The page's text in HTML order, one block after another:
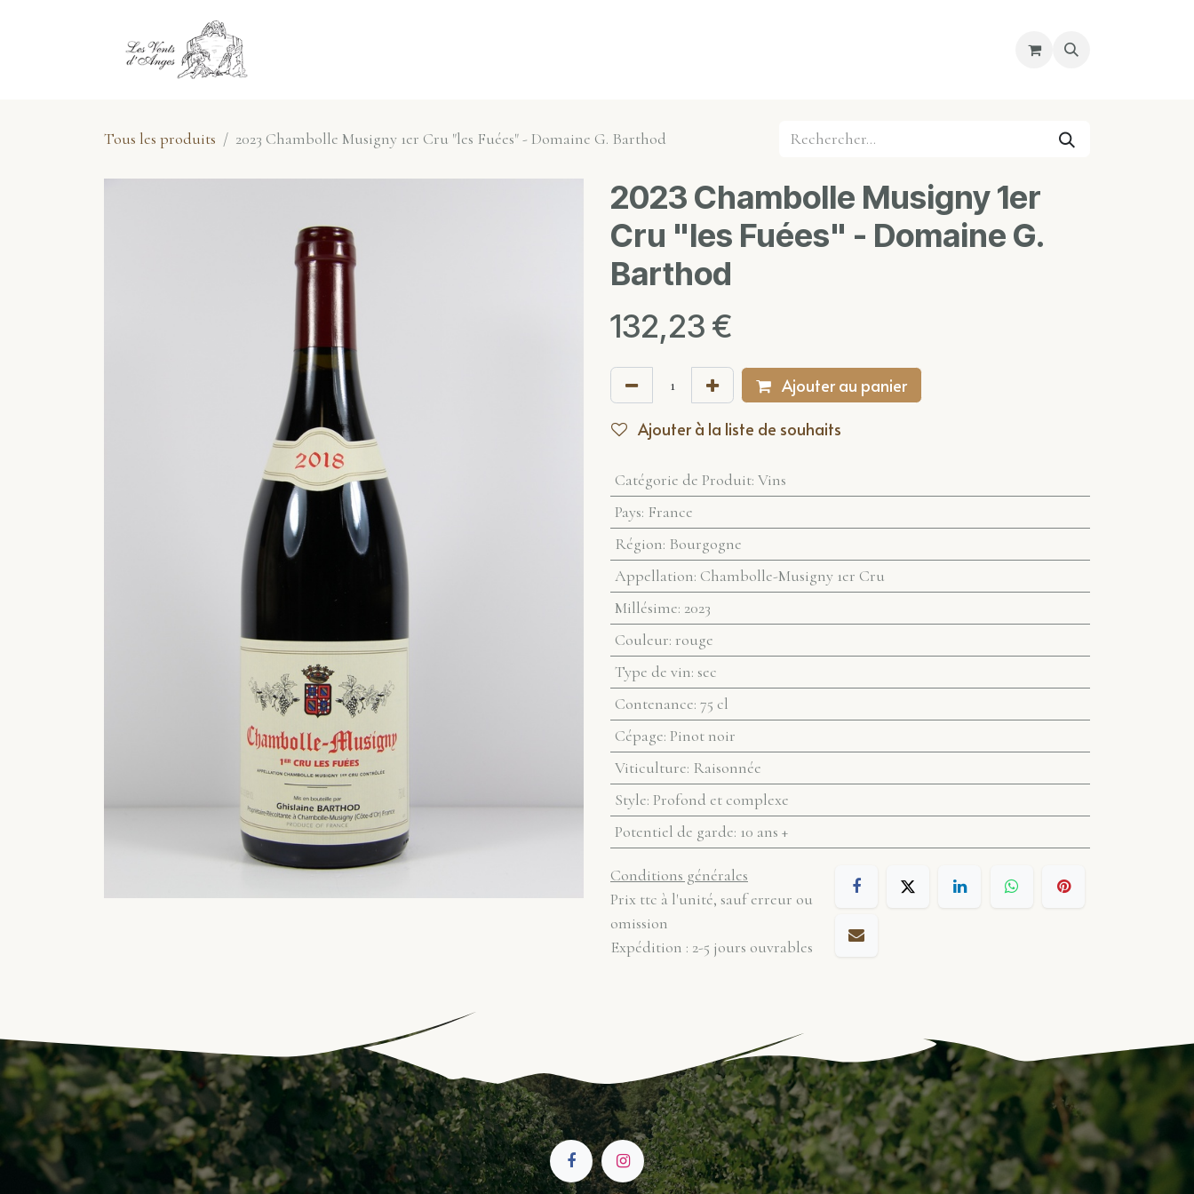
Cours
Tous les produits 2023 Chambolle Musigny 1er Cru "les Fuées" - Domaine G. Barthod
2023 Chambolle Musigny 1er
Cru "les Fuées" - Domaine G.
Barthod
132,23 €
Ajouter au panier
Ajouter à la liste de souhaits
Catégorie de Produit: Vins
Pays: France
Région: Bourgogne
Appellation: Chambolle-Musigny 1er Cru
Millésime: 2023
Couleur: rouge
Type de vin: sec
Contenance: 75 cl
Cépage: Pinot noir
Viticulture: Raisonnée
Style: Profond et complexe
Potentiel de garde: 10 ans +
Conditions générales
Prix ttc à l'unité, sauf erreur ou
omission
Expédition : 2-5 jours ouvrables